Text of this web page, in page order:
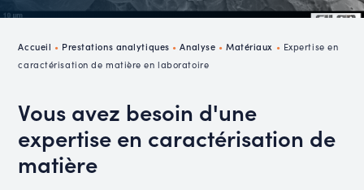
Accueil • Prestations analytiques •Analyse • Matériaux • Expertise en
caractérisation de matière en laboratoire
Vous avez besoin d'une
expertise en caractérisation de
matière